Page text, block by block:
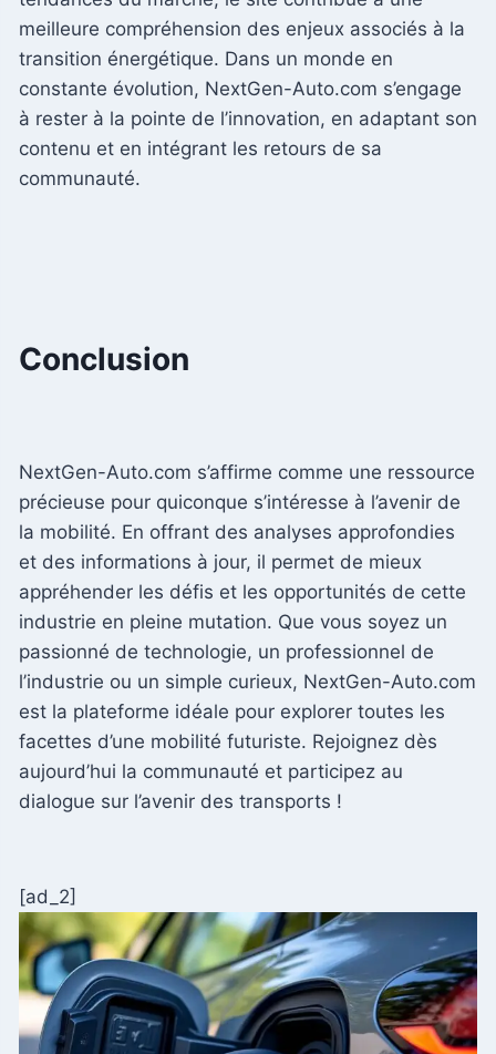
meilleure compréhension des enjeux associés à la
transition énergétique. Dans un monde en
constante évolution, NextGen-Auto.com s’engage
à rester à la pointe de l’innovation, en adaptant son
contenu et en intégrant les retours de sa
communauté.
Conclusion
NextGen-Auto.com s’affirme comme une ressource
précieuse pour quiconque s’intéresse à l’avenir de
la mobilité. En offrant des analyses approfondies
et des informations à jour, il permet de mieux
appréhender les défis et les opportunités de cette
industrie en pleine mutation. Que vous soyez un
passionné de technologie, un professionnel de
l’industrie ou un simple curieux, NextGen-Auto.com
est la plateforme idéale pour explorer toutes les
facettes d’une mobilité futuriste. Rejoignez dès
aujourd’hui la communauté et participez au
dialogue sur l’avenir des transports !
[ad_2]